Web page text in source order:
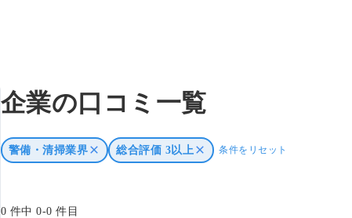
企業の口コミ一覧
警備・清掃業界 総合評価 3以上 条件をリセット
0 件中 0-0 件目